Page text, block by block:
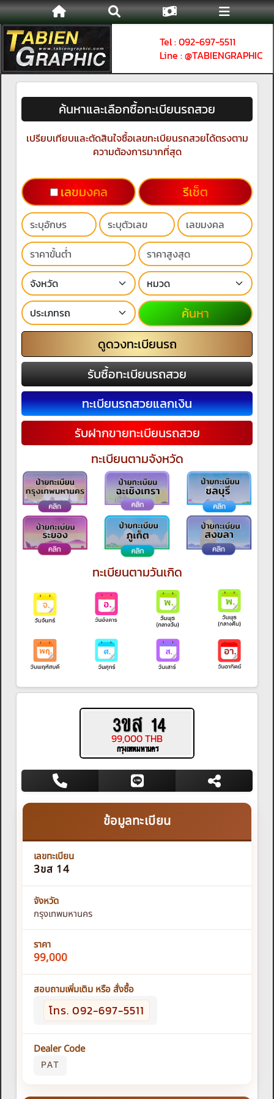
Tel : 092-697-5511
Line : @TABIENGRAPHIC
ค้นหาและเลือกซื้อทะเบียนรถสวย
เปรียบเทียบและตัดสินใจซื้อเลขทะเบียนรถสวยได้ตรงตาม
ความต้องการมากที่สุด
เลขมงคล รีเช็ต
ค้นหา
ดูดวงทะเบียนรถ
รับซื้อทะเบียนรถสวย
ทะเบียนรถสวยแลกเงิน
รับฝากขายทะเบียนรถสวย
ทะเบียนตามจังหวัด
ทะเบียนตามวันเกิด
3ขส 14
99,000 THB
กรุงเทพมหานคร
ข้อมูลทะเบียน
เลขทะเบียน
3ขส 14
จังหวัด
กรุงเทพมหานคร
ราคา
99,000
สอบถามเพิ่มเติม หรือ สั่งซื้อ
โทร. 092-697-5511
Dealer Code
PAT